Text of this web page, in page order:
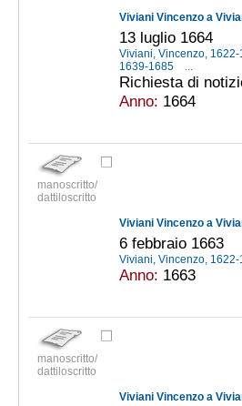
Viviani Vincenzo a
13 luglio 1664
Viviani, Vincenzo,
1639-1685
...
Richiesta di
Anno: 1664
manoscritto/
dattiloscritto
Viviani Vincenzo a
6 febbraio 1663
Viviani, Vincenzo,
Anno: 1663
manoscritto/
dattiloscritto
Viviani Vincenzo a